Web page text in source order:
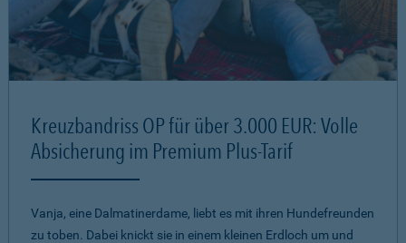
Kreuzbandriss OP für über 3.000 EUR: Volle
Absicherung im Premium Plus-Tarif
Vanja, eine Dalmatinerdame, liebt es mit ihren Hundefreunden
zu toben. Dabei knickt sie in einem kleinen Erdloch um und